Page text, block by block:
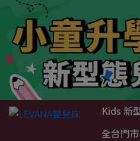
Kids 新
全台門市